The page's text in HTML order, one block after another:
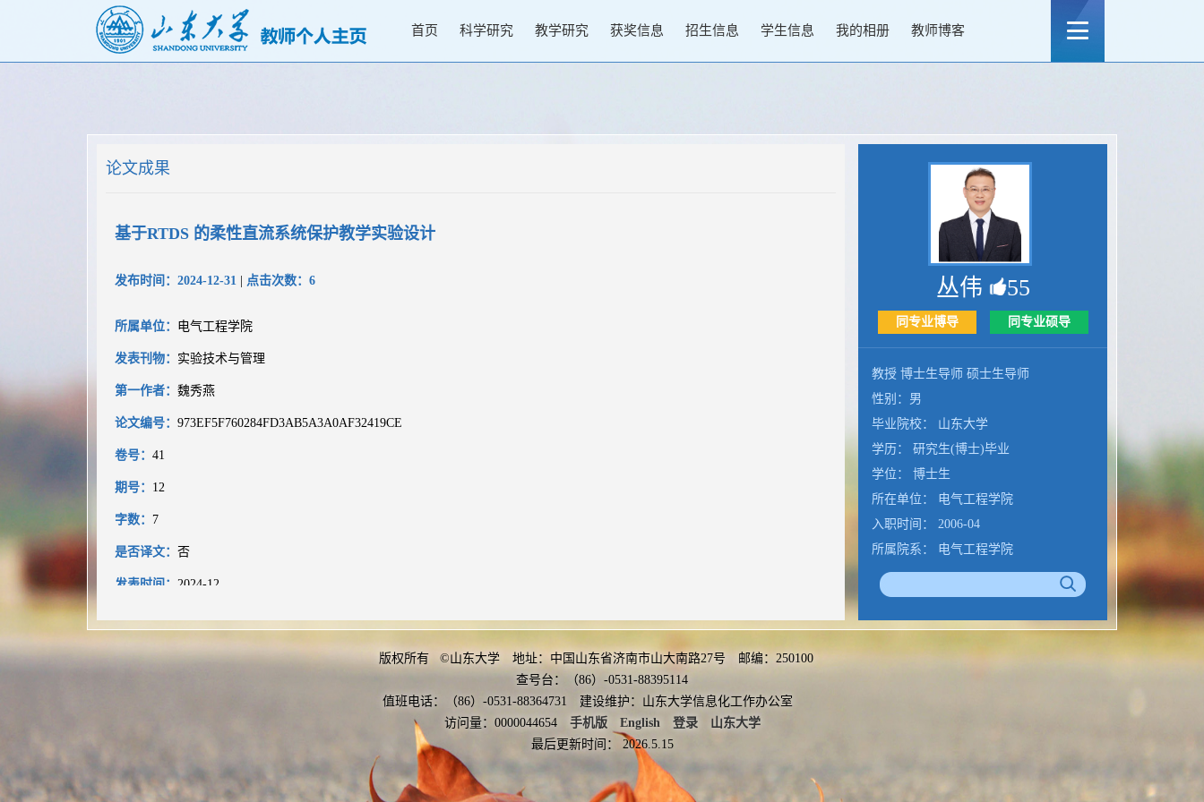
首页 科学研究 教学研究 获奖信息 招生信息 学生信息 我的相册 教师博客
论文成果
基于RTDS 的柔性直流系统保护教学实验设计
发布时间：2024-12-31 点击次数： 6
所属单位： 电气工程学院
发表刊物： 实验技术与管理
第一作者： 魏秀燕
论文编号： 973EF5F760284FD3AB5A3A0AF32419CE
卷号： 41
期号： 12
字数： 7
是否译文： 否
发表时间： 2024-12
Distribution Network Topology Identification Based on Time Series Voltage Mutual Information and Probability Density
丛伟 55
同专业博导 同专业硕导
教授 博士生导师 硕士生导师
性别：男
毕业院校： 山东大学
学历： 研究生(博士)毕业
学位： 博士生
所在单位： 电气工程学院
入职时间： 2006-04
所属院系： 电气工程学院
学科：电力系统及其自动化
曾获荣誉
2014 山东大学青年教师讲课比赛二等
版权所有 ©山东大学 地址：中国山东省济南市山大南路27号 邮编：250100
查号台：（86）-0531-88395114
值班电话：（86）-0531-88364731 建设维护：山东大学信息化工作办公室
访问量： 0000044654 手机版 English 登录
山东大学
最后更新时间： 2026.5.15